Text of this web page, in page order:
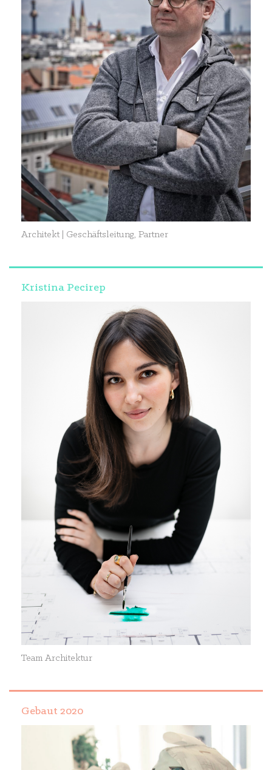
Architekt | Geschäftsleitung, Partner
Kristina Pecirep
Team Architektur
Gebaut 2020